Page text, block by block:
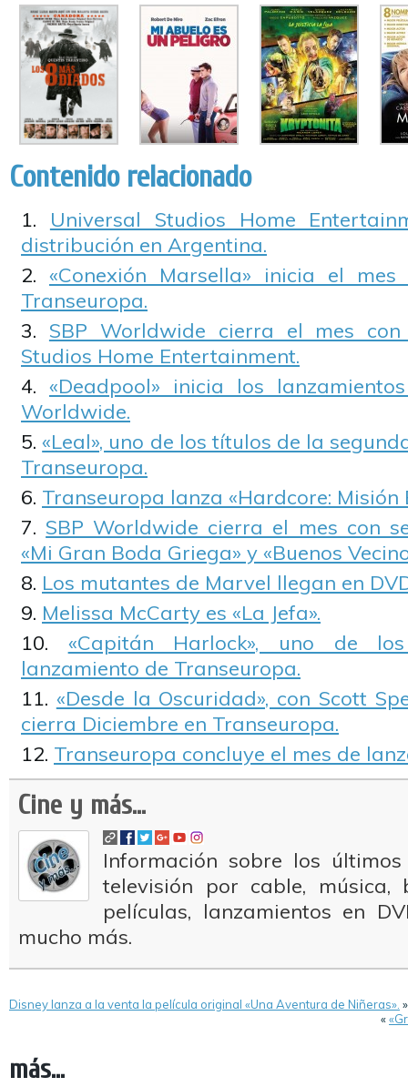
Contenido relacionado
Universal Studios Home
distribución en Argentina.
«Conexión Marsella» inicia el
Transeuropa.
SBP Worldwide cierra el mes con
Studios Home Entertainment.
«Deadpool» inicia los
Worldwide.
«Leal», uno de los títulos de la
Transeuropa.
Transeuropa lanza «Hardcore: Misión
SBP Worldwide cierra el mes con
«Mi Gran Boda Griega» y «Buenos
Los mutantes de Marvel llegan en
Melissa McCarty es «La Jefa».
«Capitán Harlock», uno de
lanzamiento de Transeuropa.
«Desde la Oscuridad», con Scott
cierra Diciembre en Transeuropa.
Transeuropa concluye el mes de
Cine y más...
Información sobre los
televisión por cable, música,
películas, lanzamientos en
mucho más.
Disney lanza a la venta la película original «Una Aventura de Niñeras». »
«
más...